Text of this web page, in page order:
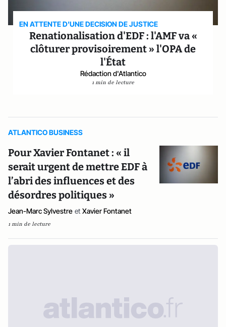
EN ATTENTE D'UNE DECISION DE JUSTICE
Renationalisation d'EDF : l'AMF va «
clôturer provisoirement » l'OPA de
l'État
Rédaction d'Atlantico
1 min de lecture
ATLANTICO BUSINESS
Pour Xavier Fontanet : « il
serait urgent de mettre EDF à
l’abri des influences et des
désordres politiques »
Jean-Marc Sylvestre et Xavier Fontanet
1 min de lecture